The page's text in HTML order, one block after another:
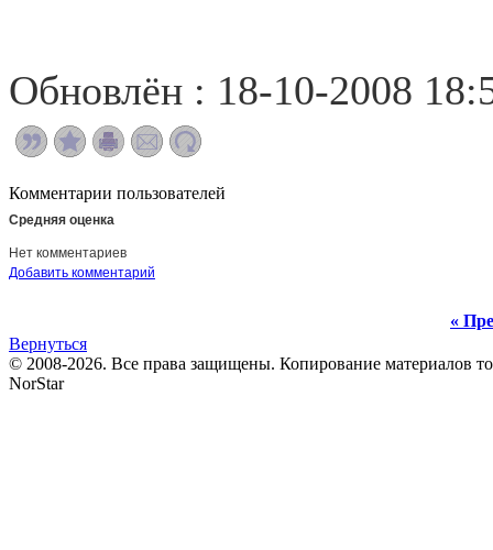
Обновлён : 18-10-2008
Комментарии пользователей
Средняя оценка
Нет комментариев
Добавить комментарий
«
Вернуться
© 2008-2026. Все права защищены. Копирование материалов
NorStar